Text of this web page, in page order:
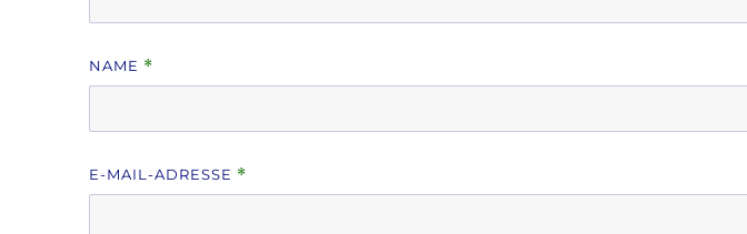
NAME *
E-MAIL-ADRESSE *